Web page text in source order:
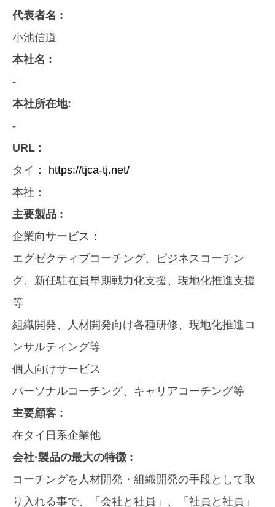
代表者名 :
小池信道
本社名 :
-
本社所在地:
-
URL :
タイ： https://tjca-tj.net/
本社：
主要製品 :
企業向サービス：
エグゼクティブコーチング、ビジネスコーチン
グ、新任駐在員早期戦力化支援、現地化推進支援
等
組織開発、人材開発向け各種研修、現地化推進コ
ンサルティング等
個人向けサービス
パーソナルコーチング、キャリアコーチング等
主要顧客 :
在タイ日系企業他
会社·製品の最大の特徴 :
コーチングを人材開発・組織開発の手段として取
り入れる事で、「会社と社員」、「社員と社員」